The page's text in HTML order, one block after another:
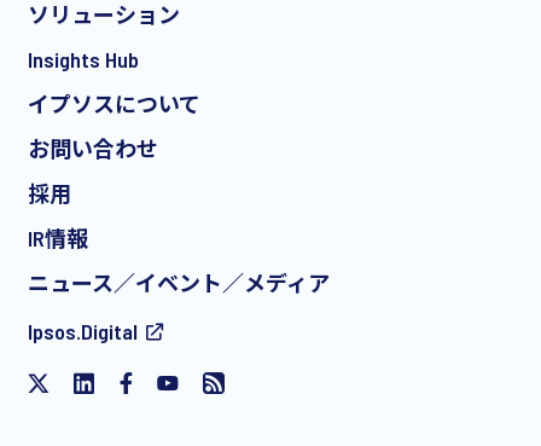
を含む、製品やサービスに関する定期的なEメール
同意します。この同意はいつでも撤回することがで
ソリューション
Insights Hub
イプソスについて
お問い合わせ
採用
IR情報
ニュース／イベント／メディア
Ipsos.Digital